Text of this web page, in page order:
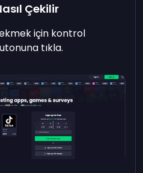
Çekilir
için kontrol
tıkla.